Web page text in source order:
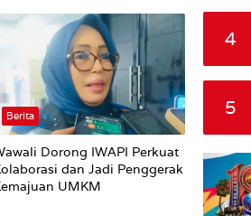
Berita
Dorong IWAPI Perkuat
dan Jadi Penggerak
UMKM
4
5